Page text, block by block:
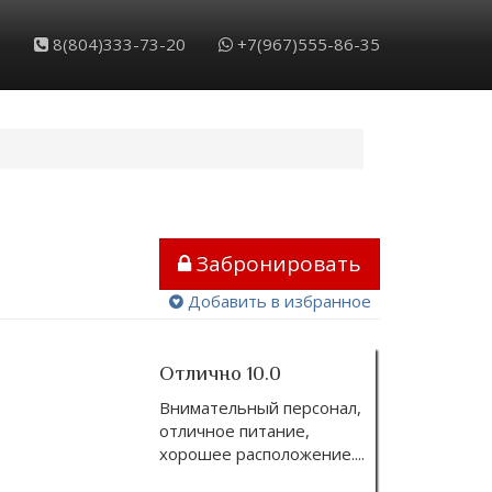
8(804)333-73-20 +7(967)555-86-35
Забронировать
Добавить в избранное
Отлично 10.0
Внимательный персонал,
отличное питание,
хорошее расположение.